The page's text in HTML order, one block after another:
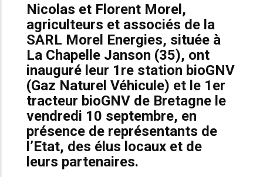
Nicolas et Florent Morel,
agriculteurs et associés de la
SARL Morel Energies, située à
La Chapelle Janson (35), ont
inauguré leur 1re station bioGNV
(Gaz Naturel Véhicule) et le 1er
tracteur bioGNV de Bretagne le
vendredi 10 septembre, en
présence de représentants de
l’Etat, des élus locaux et de
leurs partenaires.